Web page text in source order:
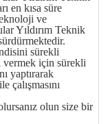
en kısa süre
ve
Yıldırım Teknik
sürekli
vermek için sürekli
yaptırarak
çalışmasını
olun size bir